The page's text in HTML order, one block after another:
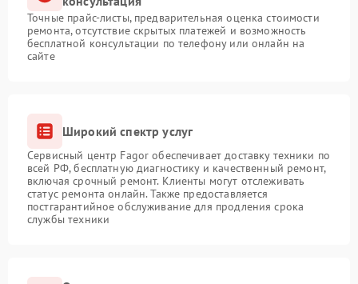
Точные прайс-листы, предварительная оценка стоимости
ремонта, отсутствие скрытых платежей и возможность
бесплатной консультации по телефону или онлайн на
сайте
Широкий спектр услуг
Сервисный центр Fagor обеспечивает доставку техники по
всей РФ, бесплатную диагностику и качественный ремонт,
включая срочный ремонт. Клиенты могут отслеживать
статус ремонта онлайн. Также предоставляется
постгарантийное обслуживание для продления срока
службы техники